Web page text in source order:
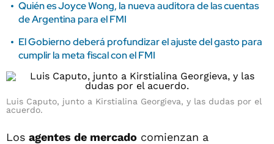
Quién es Joyce Wong, la nueva auditora de las cuentas
de Argentina para el FMI
El Gobierno deberá profundizar el ajuste del gasto para
cumplir la meta fiscal con el FMI
Luis Caputo, junto a Kirstialina Georgieva, y las dudas por el
acuerdo.
Los agentes de mercado comienzan a